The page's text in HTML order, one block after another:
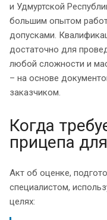
и Удмуртской
большим опытом
допусками.
достаточно для
любой сложности и
– на основе
заказчиком.
Когда
прицепа
Акт об оценке,
специалистом,
целях: